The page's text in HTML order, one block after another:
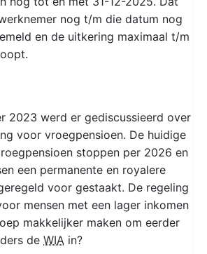
nog t/m die datum nog
en de uitkering maximaal t/m
2023 werd er gediscussieerd over
voor vroegpensioen. De huidige
stoppen per 2026 en
een permanente en royalere
voor gestaakt. De regeling
mensen met een lager inkomen
makkelijker maken om eerder
de WIA in?